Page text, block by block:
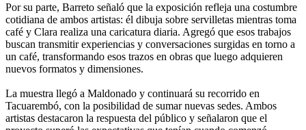
Por su parte, Barreto señaló que la exposición refleja una costumbre
cotidiana de ambos artistas: él dibuja sobre servilletas mientras toma
café y Clara realiza una caricatura diaria. Agregó que esos trabajos
buscan transmitir experiencias y conversaciones surgidas en torno a
un café, transformando esos trazos en obras que luego adquieren
nuevos formatos y dimensiones.
La muestra llegó a Maldonado y continuará su recorrido en
Tacuarembó, con la posibilidad de sumar nuevas sedes. Ambos
artistas destacaron la respuesta del público y señalaron que el